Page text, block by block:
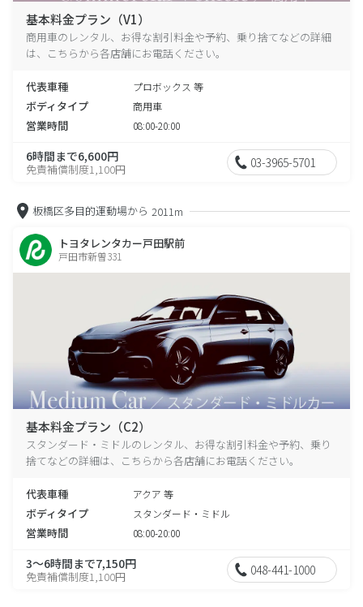
基本料金プラン（V1）
商用車のレンタル、お得な割引料金や予約、乗り捨てなどの詳細
は、こちらから各店舗にお電話ください。
代表車種 プロボックス 等
ボディタイプ 商用車
営業時間 08:00-20:00
6時間まで6,600円
免責補償制度1,100円 03-3965-5701
板橋区多目的運動場から 2011m
トヨタレンタカー戸田駅前
戸田市新曽331
基本料金プラン（C2）
スタンダード・ミドルのレンタル、お得な割引料金や予約、乗り
捨てなどの詳細は、こちらから各店舗にお電話ください。
代表車種 アクア 等
ボディタイプ スタンダード・ミドル
営業時間 08:00-20:00
3～6時間まで7,150円
免責補償制度1,100円 048-441-1000